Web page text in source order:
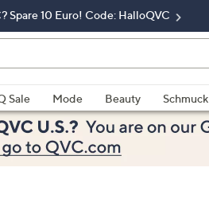
Spare 10 Euro! Code: HalloQVC
Sale Mode Beauty Schmuck